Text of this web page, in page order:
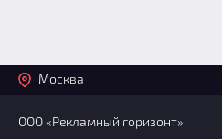
Москва
ООО «Рекламный горизонт»